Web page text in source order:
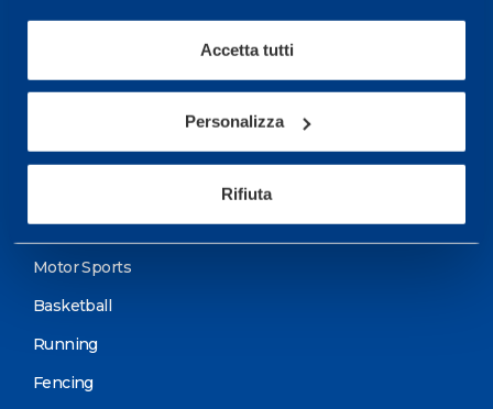
Accetta tutti
Personalizza
Rifiuta
Sport
Cycling and MTB
Motor Sports
Basketball
Running
Fencing